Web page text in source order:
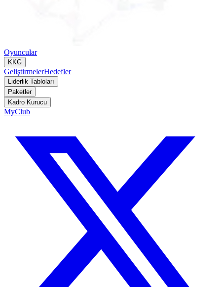
Oyuncular
KKG
GeliştirmelerHedefler
Liderlik Tabloları
Paketler
Kadro Kurucu
MyClub